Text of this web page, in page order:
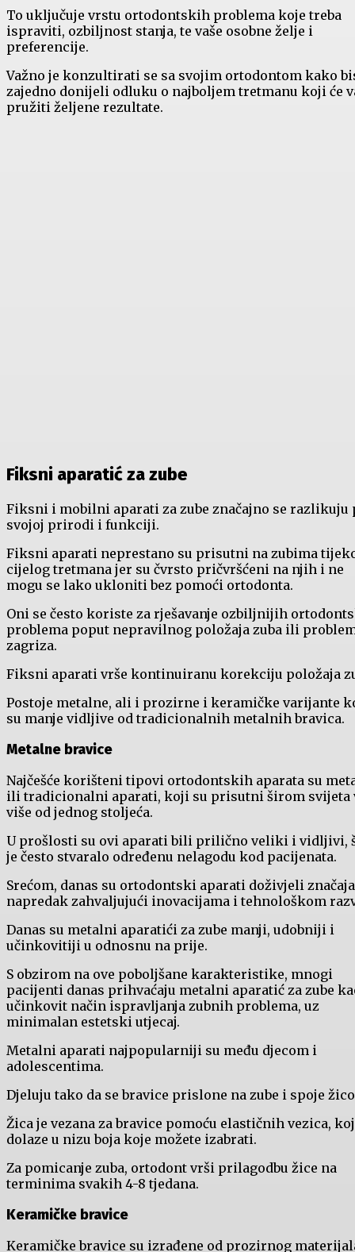
To uključuje vrstu ortodontskih problema koje treba
ispraviti, ozbiljnost stanja, te vaše osobne želje i
preferencije.
Važno je konzultirati se sa svojim ortodontom kako
zajedno donijeli odluku o najboljem tretmanu koji će
pružiti željene rezultate.
Fiksni aparatić za zube
Fiksni i mobilni aparati za zube značajno se razlikuju
svojoj prirodi i funkciji.
Fiksni aparati neprestano su prisutni na zubima
cijelog tretmana jer su čvrsto pričvršćeni na njih i ne
mogu se lako ukloniti bez pomoći ortodonta.
Oni se često koriste za rješavanje ozbiljnijih
problema poput nepravilnog položaja zuba ili
zagriza.
Fiksni aparati vrše kontinuiranu korekciju položaja
Postoje metalne, ali i prozirne i keramičke varijante
su manje vidljive od tradicionalnih metalnih bravica.
Metalne bravice
Najčešće korišteni tipovi ortodontskih aparata su
ili tradicionalni aparati, koji su prisutni širom svijeta
više od jednog stoljeća.
U prošlosti su ovi aparati bili prilično veliki i vidljivi,
je često stvaralo određenu nelagodu kod pacijenata.
Srećom, danas su ortodontski aparati doživjeli
napredak zahvaljujući inovacijama i tehnološkom
Danas su metalni aparatići za zube manji, udobniji i
učinkovitiji u odnosnu na prije.
S obzirom na ove poboljšane karakteristike, mnogi
pacijenti danas prihvaćaju metalni aparatić za zube
učinkovit način ispravljanja zubnih problema, uz
minimalan estetski utjecaj.
Metalni aparati najpopularniji su među djecom i
adolescentima.
Djeluju tako da se bravice prislone na zube i spoje
Žica je vezana za bravice pomoću elastičnih vezica,
dolaze u nizu boja koje možete izabrati.
Za pomicanje zuba, ortodont vrši prilagodbu žice na
terminima svakih 4-8 tjedana.
Keramičke bravice
Keramičke bravice su izrađene od prozirnog